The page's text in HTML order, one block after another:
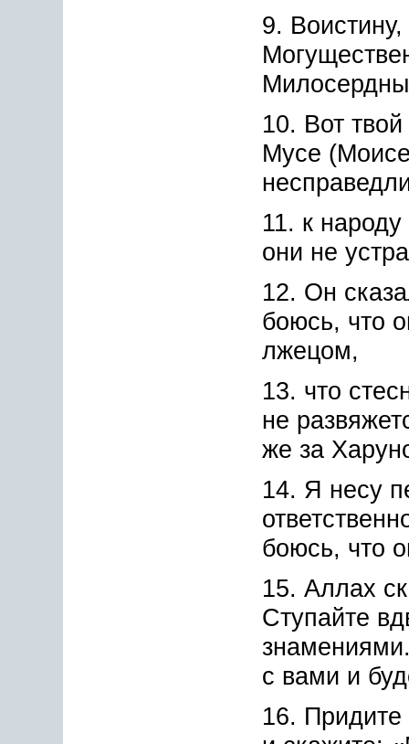
9.
10. Вот
Мусе
11. к
они не
12. Он
боюсь, что
лжецом,
13. что
не
же за
14. Я несу
боюсь, что
15. Аллах
Ступайте
с вами и
16.